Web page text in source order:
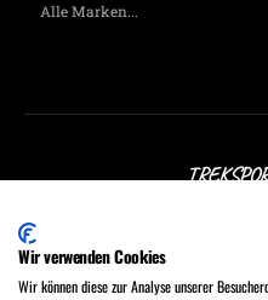
Alle Marken...
Wir verwenden Cookies
Wir können diese zur Analyse unserer